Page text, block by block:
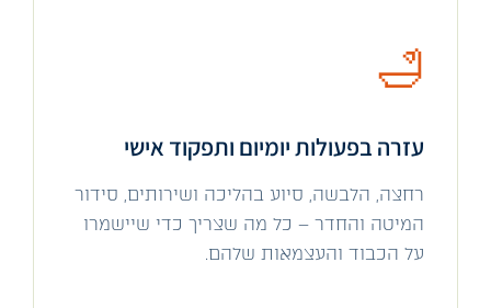
🛁
עזרה בפעולות יומיום ותפקוד אישי
רחצה, הלבשה, סיוע בהליכה ושירותים, סידור
המיטה והחדר – כל מה שצריך כדי שיישמרו
על הכבוד והעצמאות שלהם.